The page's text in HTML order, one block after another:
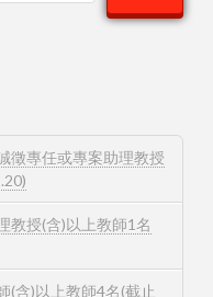
徵專任或專案助理教授
教授(含)以上教師1名
(含)以上教師4名(截止